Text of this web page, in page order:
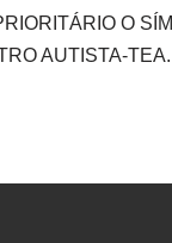
O
AUTISTA-TEA.